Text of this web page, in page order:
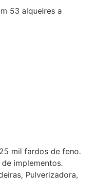
53 alqueires a
mil fardos de feno.
implementos.
Pulverizadora,